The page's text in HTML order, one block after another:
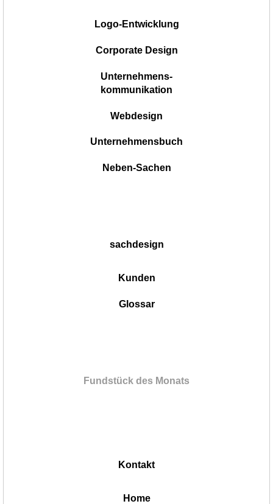
Logo-Entwicklung
Corporate Design
Unternehmens-
kommunikation
Webdesign
Unternehmensbuch
Neben-Sachen
sachdesign
Kunden
Glossar
Fundstück des Monats
Kontakt
Home